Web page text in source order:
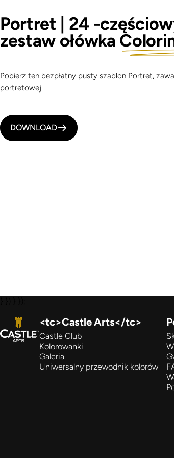
Portret | 24 -
zestaw ołówka
Pobierz ten bezpłatny pusty szablon Portret,
portretowej.
DOWNLOAD
Castle Arts <tc>Castle Arts</tc>
Castle Club
Kolorowanki
Galeria
Uniwersalny przewodnik kolorów